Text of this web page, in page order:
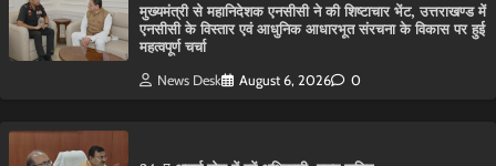
मुख्यमंत्री से महानिदेशक एनसीसी ने की शिष्टाचार भेंट, उत्तराखण्ड में
एनसीसी के विस्तार एवं आधुनिक आधारभूत संरचना के विकास पर हुई
महत्वपूर्ण चर्चा
News Desk August 6, 2026 0